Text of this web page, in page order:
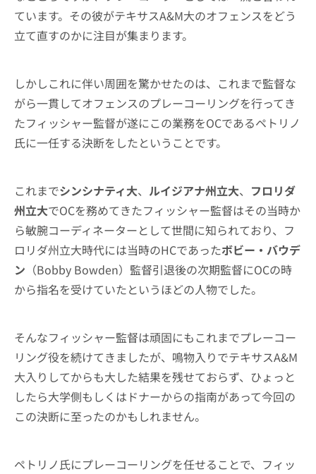
ています。その彼がテキサスA&M大のオフェンスをどう
立て直すのかに注目が集まります。
しかしこれに伴い周囲を驚かせたのは、これまで監督な
がら一貫してオフェンスのプレーコーリングを行ってき
たフィッシャー監督が遂にこの業務をOCであるペトリノ
氏に一任する決断をしたということです。
これまでシンシナティ大、 ルイジアナ州立大、 フロリダ
州立大でOCを務めてきたフィッシャー監督はその当時か
ら敏腕コーディネーターとして世間に知られており、フ
ロリダ州立大時代には当時のHCであったボビー・バウデ
ン （Bobby Bowden）監督引退後の次期監督にOCの時
から指名を受けていたというほどの人物でした。
そんなフィッシャー監督は頑固にもこれまでプレーコー
リング役を続けてきましたが、鳴物入りでテキサスA&M
大入りしてからも大した結果を残せておらず、ひょっと
したら大学側もしくはドナーからの指南があって今回の
この決断に至ったのかもしれません。
ペトリノ氏にプレーコーリングを任せることで、フィッ